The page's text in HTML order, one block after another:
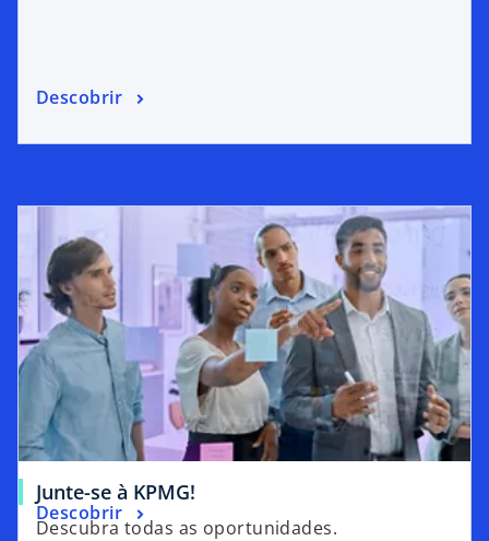
Descobrir
Junte-se à KPMG!
Descubra todas as oportunidades.
Descobrir